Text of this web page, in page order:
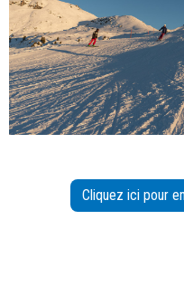
Cliquez ici pour